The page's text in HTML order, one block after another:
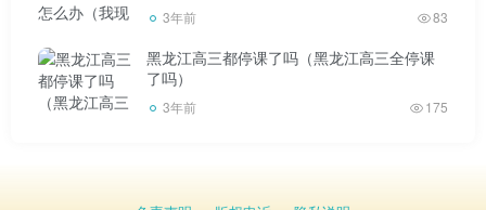
3年前 83
黑龙江高三都停课了吗（黑龙江高三全停课
了吗）
3年前 175